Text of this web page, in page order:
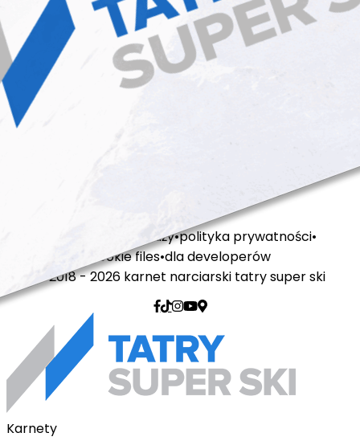
regulamin sprzedaży polityka prywatności
cookie files dla developerów
© 2018 - 2026 karnet narciarski tatry super ski
Karnety